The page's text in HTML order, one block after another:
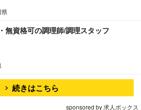
無資格可の調理師/調理スタッフ
続きはこちら
sponsored by 求人ボックス